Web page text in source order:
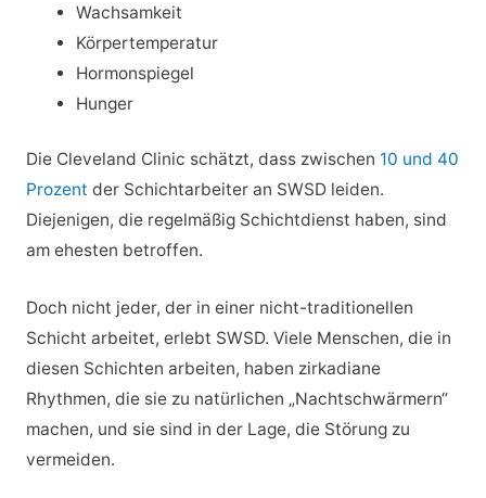
Wachsamkeit
Körpertemperatur
Hormonspiegel
Hunger
Die Cleveland Clinic schätzt, dass zwischen 10 und 40
Prozent der Schichtarbeiter an SWSD leiden.
Diejenigen, die regelmäßig Schichtdienst haben, sind
am ehesten betroffen.
Doch nicht jeder, der in einer nicht-traditionellen
Schicht arbeitet, erlebt SWSD. Viele Menschen, die in
diesen Schichten arbeiten, haben zirkadiane
Rhythmen, die sie zu natürlichen „Nachtschwärmern“
machen, und sie sind in der Lage, die Störung zu
vermeiden.